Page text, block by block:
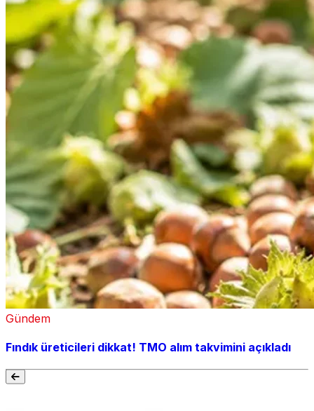
Gündem
Fındık üreticileri dikkat! TMO alım takvimini açıkladı